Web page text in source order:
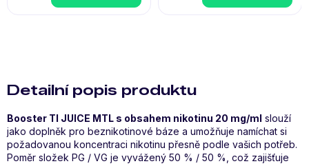
Detailní popis produktu
Booster TI JUICE MTL s obsahem nikotinu 20 mg/ml slouží
jako doplněk pro beznikotinové báze a umožňuje namíchat si
požadovanou koncentraci nikotinu přesně podle vašich potřeb.
Poměr složek PG / VG je vyvážený 50 % / 50 %, což zajišťuje